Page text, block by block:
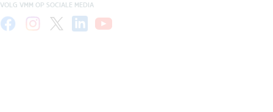
VOLG VMM OP SOCIALE MEDIA